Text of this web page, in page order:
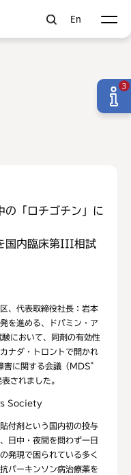
En
の「ロチゴチン」に
国内臨床第III相試
、代表取締役社長：岩本
を進める、ドパミン・ア
において、同剤の有効性
ナダ・トロントで開かれ
に関する会議（MDS*
されました。
Society
付剤という国内初の投与
日中・夜間を問わず一日
発現で困られている多く
パーキンソン病治療薬を
3